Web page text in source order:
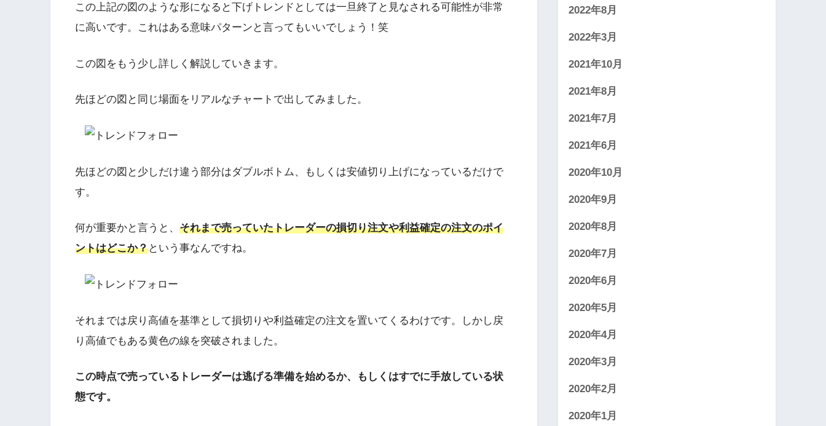
この上記の図のような形になると下げトレンドとしては一旦終了と見なされる可能性が非常
に高いです。これはある意味パターンと言ってもいいでしょう！笑
この図をもう少し詳しく解説していきます。
先ほどの図と同じ場面をリアルなチャートで出してみました。
先ほどの図と少しだけ違う部分はダブルボトム、もしくは安値切り上げになっているだけで
す。
何が重要かと言うと、 それまで売っていたトレーダーの損切り注文や利益確定の注文のポイ
ントはどこか？という事なんですね。
それまでは戻り高値を基準として損切りや利益確定の注文を置いてくるわけです。しかし戻
り高値でもある黄色の線を突破されました。
この時点で売っているトレーダーは逃げる準備を始めるか、もしくはすでに手放している状
態です。
2022年8月
2022年3月
2021年10月
2021年8月
2021年7月
2021年6月
2020年10月
2020年9月
2020年8月
2020年7月
2020年6月
2020年5月
2020年4月
2020年3月
2020年2月
2020年1月